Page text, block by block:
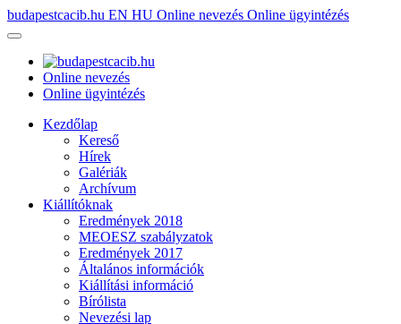
budapestcacib.hu EN HU Online nevezés Online ügyintézés
Online nevezés
Online ügyintézés
Kezdőlap
Kereső
Hírek
Galériák
Archívum
Kiállítóknak
Eredmények 2018
MEOESZ szabályzatok
Eredmények 2017
Általános információk
Kiállítási információ
Bírólista
Nevezési lap